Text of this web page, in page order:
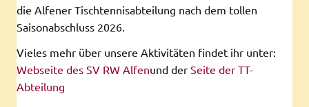
die Alfener Tischtennisabteilung nach dem tollen
Saisonabschluss 2026.
Vieles mehr über unsere Aktivitäten findet ihr unter:
Webseite des SV RW Alfenund der Seite der TT-
Abteilung